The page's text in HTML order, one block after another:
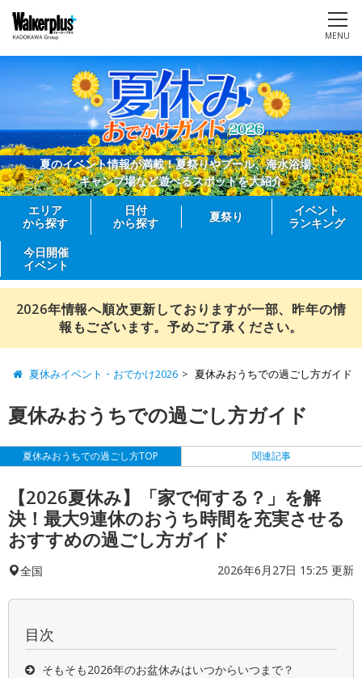
MENU
夏のイベント情報が満載！夏祭りやプール、海水浴場、
キャンプ場など遊べるスポットを大紹介
エリア
から探す
日付
から探す
夏祭り
イベント
ランキング
今日開催
イベント
2026年情報へ順次更新しておりますが一部、昨年の情
報もございます。予めご了承ください。
夏休みイベント・おでかけ2026 夏休みおうちでの過ごし方ガイド
夏休みおうちでの過ごし方ガイド
夏休みおうちでの過ごし方TOP 関連記事
【2026夏休み】「家で何する？」を解
決！最大9連休のおうち時間を充実させる
おすすめの過ごし方ガイド
全国 2026年6月27日 15:25 更新
目次
そもそも2026年のお盆休みはいつからいつまで？